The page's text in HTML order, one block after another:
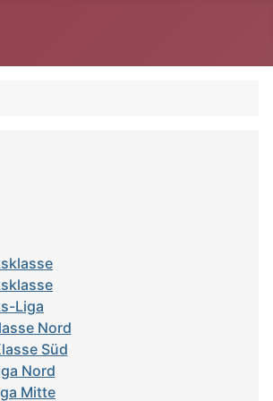
Liga
Nord
Süd
Nord
Mitte